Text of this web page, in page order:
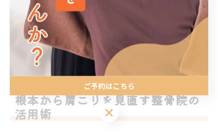
姿勢改善の継続が効果的です。さらに、施術内容やアド
バイスを日々実践することで、肩こりの再発防止にもつ
ながります。早期改善を目指すなら、プロの指導に従
い、生活習慣の見直しも積極的に取り入れましょう。
根本から肩こりを見直す整骨院の
活用術
ご予約はこちら
ご予約はこちら